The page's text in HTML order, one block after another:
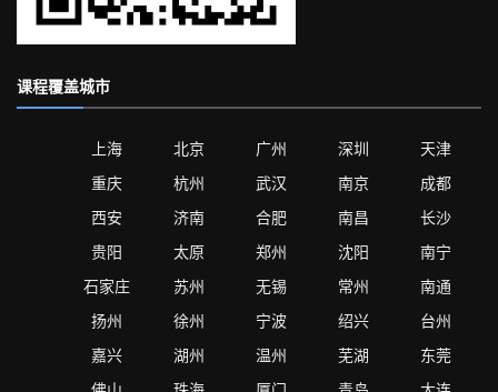
课程覆盖城市
上海 北京 广州 深圳
天津
重庆
杭州 武汉 南京
成都
西安
济南 合肥 南昌
长沙
贵阳
太原 郑州 沈阳
南宁
石家庄
苏州 无锡 常州
南通
扬州
徐州 宁波 绍兴
台州
嘉兴
湖州 温州 芜湖
东莞